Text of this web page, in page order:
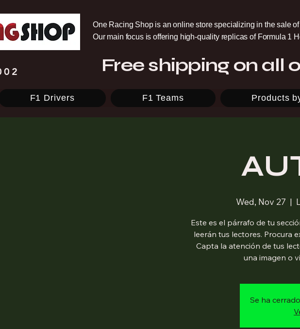
One Racing Shop is an online store specializing in the sale
Our main focus is offering high-quality replicas of Formula 1
Free shipping on all
F1 Drivers F1 Teams Products
Wed, Nov 27
  |
Este es el párrafo de tu
leerán tus lectores. Procura
Capta la atención de tus
una imagen o
Se ha